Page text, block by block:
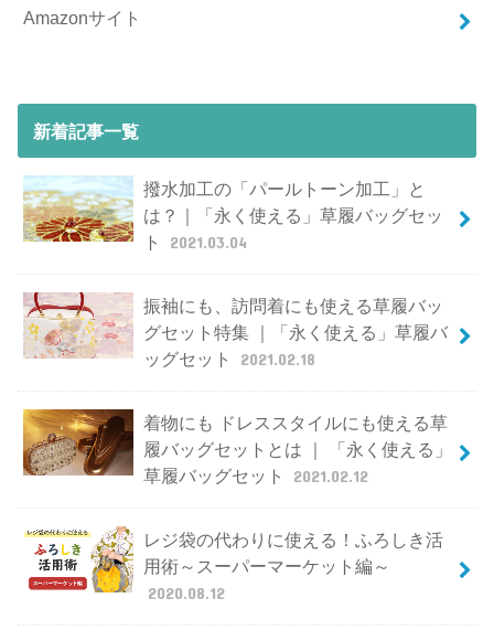
Amazonサイト
新着記事一覧
撥水加工の「パールトーン加工」と
は？｜「永く使える」草履バッグセッ
ト
2021.03.04
振袖にも、訪問着にも使える草履バッ
グセット特集 ｜「永く使える」草履バ
ッグセット
2021.02.18
着物にも ドレススタイルにも使える草
履バッグセットとは ｜ 「永く使える」
草履バッグセット
2021.02.12
レジ袋の代わりに使える！ふろしき活
用術～スーパーマーケット編～
2020.08.12